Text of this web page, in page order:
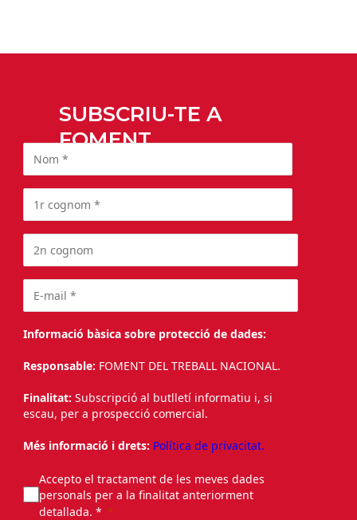
SUBSCRIU-TE A
FOMENT
Informació bàsica sobre protecció de dades:
Responsable: FOMENT DEL TREBALL NACIONAL.
Finalitat: Subscripció al butlletí informatiu i, si
escau, per a prospecció comercial.
Més informació i drets: Política de privacitat.
Accepto el tractament de les meves dades
personals per a la finalitat anteriorment
detallada. *